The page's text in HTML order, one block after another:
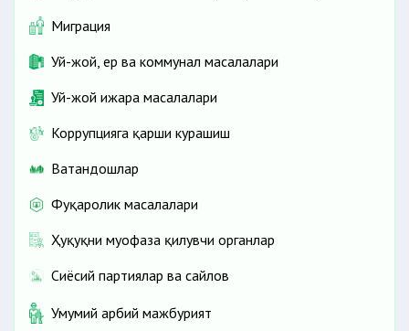
Миграция
Уй-жой, ер ва коммунал масалалари
Уй-жой ижара масалалари
Коррупцияга қарши курашиш
Ватандошлар
Фуқаролик масалалари
Ҳуқуқни муҳофаза қилувчи органлар
Сиёсий партиялар ва сайлов
Умумий ҳарбий мажбурият